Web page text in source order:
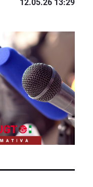
12.05.26 13:29